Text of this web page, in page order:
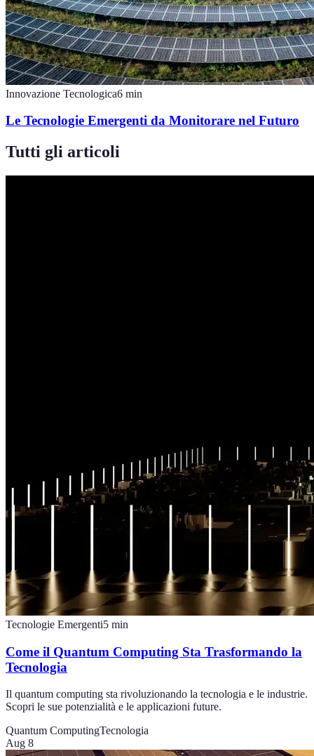
Innovazione Tecnologica6 min
Le Tecnologie Emergenti da Monitorare nel Futuro
Tutti gli articoli
Tecnologie Emergenti5 min
Come il Quantum Computing Sta Trasformando la
Tecnologia
Il quantum computing sta rivoluzionando la tecnologia e le industrie.
Scopri le sue potenzialità e le applicazioni future.
Quantum ComputingTecnologia
Aug 8